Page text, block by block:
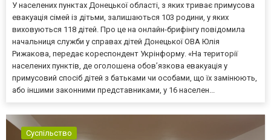
У населених пунктах Донецької області, з яких триває примусова
евакуація сімей із дітьми, залишаються 103 родини, у яких
виховуються 118 дітей. Про це на онлайн-брифінгу повідомила
начальниця служби у справах дітей Донецької ОВА Юлія
Рижакова, передає кореспондент Укрінформу. «На території
населених пунктів, де оголошена обов’язкова евакуація у
примусовий спосіб дітей з батьками чи особами, що їх замінюють,
або іншими законними представниками, у 16 населен...
Суспільство